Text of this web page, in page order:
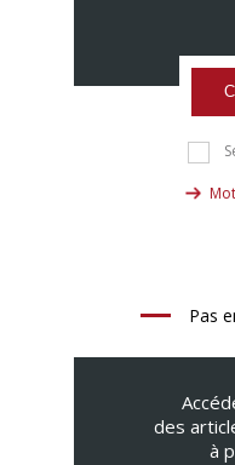
Pas
des
à